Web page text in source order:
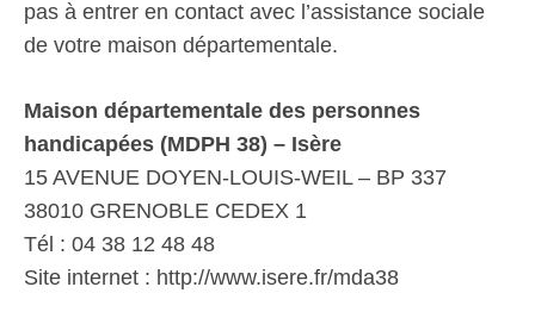
pas à entrer en contact avec l’assistance sociale
de votre maison départementale.
Maison départementale des personnes
handicapées (MDPH 38) – Isère
15 AVENUE DOYEN-LOUIS-WEIL – BP 337
38010 GRENOBLE CEDEX 1
Tél : 04 38 12 48 48
Site internet : http://www.isere.fr/mda38